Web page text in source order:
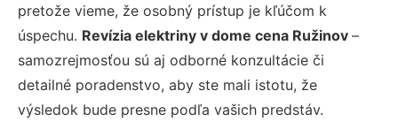
pretože vieme, že osobný prístup je kľúčom k
úspechu. Revízia elektriny v dome cena Ružinov –
samozrejmosťou sú aj odborné konzultácie či
detailné poradenstvo, aby ste mali istotu, že
výsledok bude presne podľa vašich predstáv.